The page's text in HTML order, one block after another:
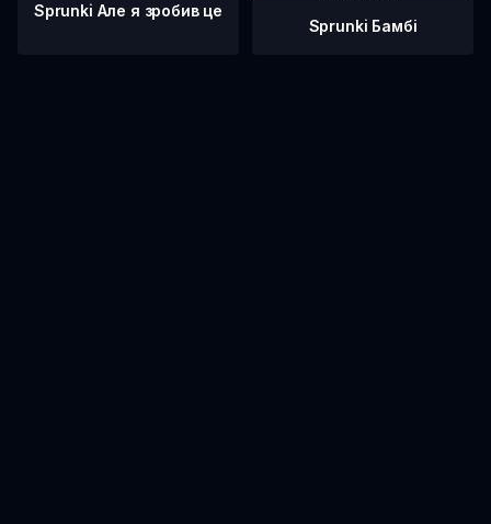
Sprunki Але я зробив це
Sprunki Бамбі